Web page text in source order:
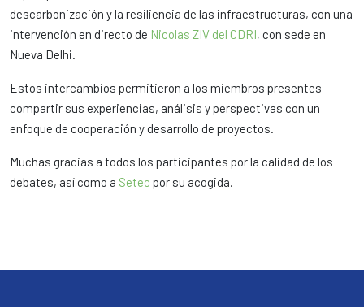
descarbonización y la resiliencia de las infraestructuras, con una
intervención en directo de Nicolas ZIV del CDRI, con sede en
Nueva Delhi.
Estos intercambios permitieron a los miembros presentes
compartir sus experiencias, análisis y perspectivas con un
enfoque de cooperación y desarrollo de proyectos.
Muchas gracias a todos los participantes por la calidad de los
debates, así como a Setec por su acogida.